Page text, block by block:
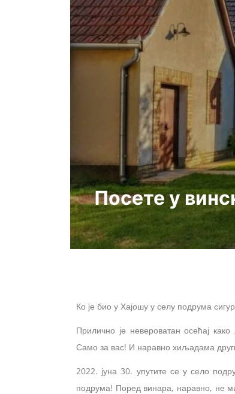
Посете у
Ко је био у Хајошу у селу подрума
Прилично је невероватан осећај
Само за вас! И наравно хиљадама
2022. јуна 30. упутите се у село
подрума! Поред винара, наравно, не